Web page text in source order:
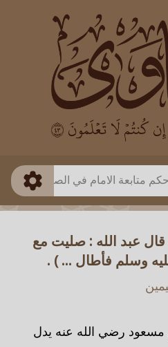
طريقة البحث
ذكي
عبد الله : صليت مع
وسلم فأطال ... ) .
مسعود رضي الله عنه يدل